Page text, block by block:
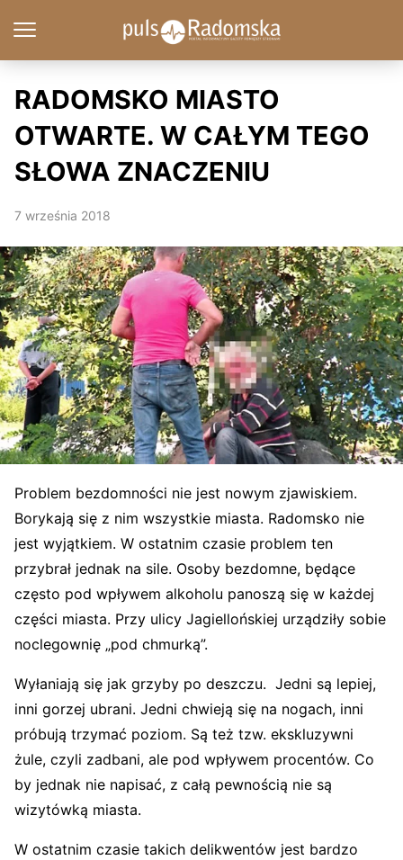
RADOMSKO MIASTO
OTWARTE. W CAŁYM TEGO
SŁOWA ZNACZENIU
7 września 2018
Problem bezdomności nie jest nowym zjawiskiem.
Borykają się z nim wszystkie miasta. Radomsko nie
jest wyjątkiem. W ostatnim czasie problem ten
przybrał jednak na sile. Osoby bezdomne, będące
często pod wpływem alkoholu panoszą się w każdej
części miasta. Przy ulicy Jagiellońskiej urządziły sobie
noclegownię „pod chmurką”.
Wyłaniają się jak grzyby po deszczu. Jedni są lepiej,
inni gorzej ubrani. Jedni chwieją się na nogach, inni
próbują trzymać poziom. Są też tzw. ekskluzywni
żule, czyli zadbani, ale pod wpływem procentów. Co
by jednak nie napisać, z całą pewnością nie są
wizytówką miasta.
W ostatnim czasie takich delikwentów jest bardzo